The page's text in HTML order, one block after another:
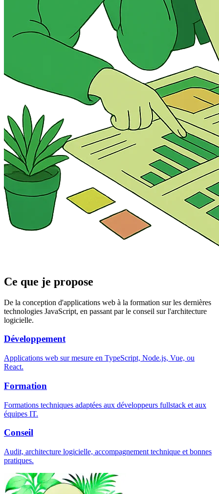
Ce que je propose
De la conception d'applications web à la formation sur les dernières
technologies JavaScript, en passant par le conseil sur l'architecture
logicielle.
Développement
Applications web sur mesure en TypeScript, Node.js, Vue, ou
React.
Formation
Formations techniques adaptées aux développeurs fullstack et aux
équipes IT.
Conseil
Audit, architecture logicielle, accompagnement technique et bonnes
pratiques.